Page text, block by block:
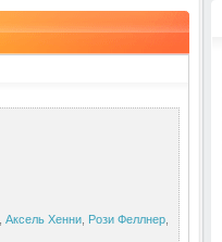
Аксель Хенни, Рози Феллнер,